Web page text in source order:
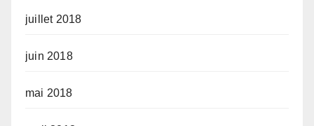
juillet 2018
juin 2018
mai 2018